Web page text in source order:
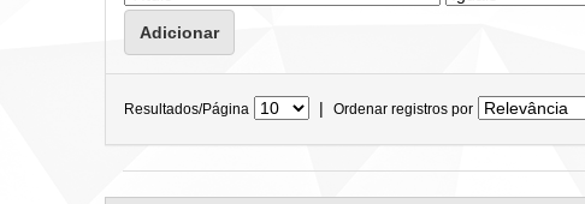
Resultados/Página | Ordenar registros por